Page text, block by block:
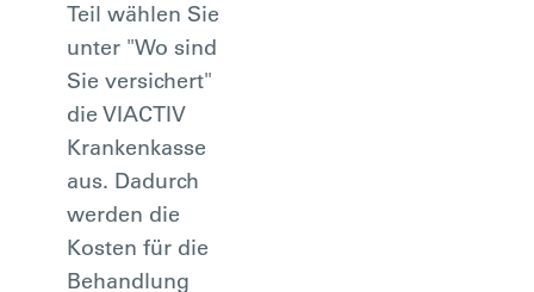
Teil wählen Sie
unter "Wo sind
Sie versichert"
die VIACTIV
Krankenkasse
aus. Dadurch
werden die
Kosten für die
Behandlung